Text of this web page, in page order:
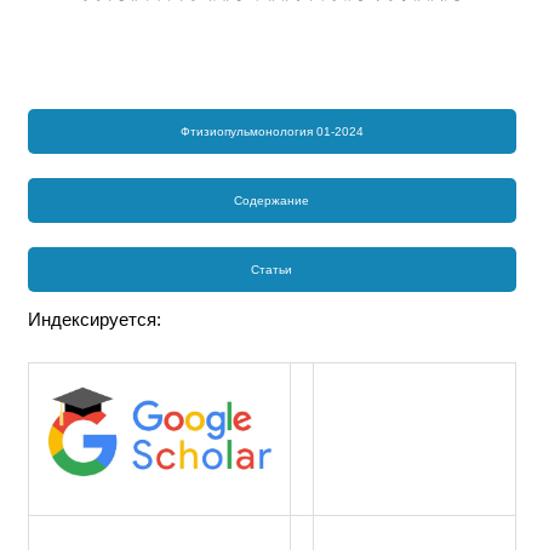
Фтизиопульмонология 01-2024
Содержание
Статьи
Индексируется: